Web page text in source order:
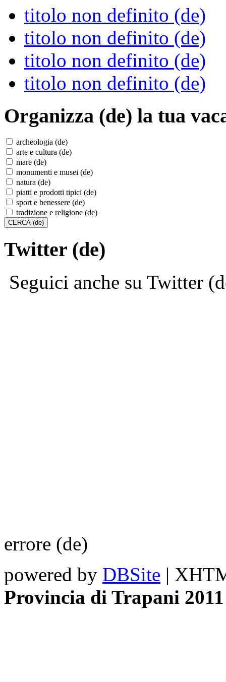
titolo non definito (de)
titolo non definito (de)
titolo non definito (de)
titolo non definito (de)
Organizza (de) la tua
archeologia (de)
arte e cultura (de)
mare (de)
monumenti e musei (de)
natura (de)
piatti e prodotti tipici (de)
sport e benessere (de)
tradizione e religione (de)
Twitter (de)
Seguici anche su Twitter
errore (de)
powered by DBSite |
Provincia di Trapani 2011